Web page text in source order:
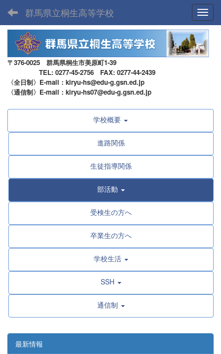
群馬県立桐生高等学校
〒376-0025 群馬県桐生市美原町1-39
TEL: 0277-45-2756 FAX: 0277-44-2439
〈全日制〉E-mail：kiryu-hs@edu-g.gsn.ed.jp
〈通信制〉E-mail：kiryu-hs07@edu-g.gsn.ed.jp
学校概要
進路関係
生徒指導関係
部活動
受検生の方へ
卒業生の方へ
学校生活
SSH
通信制
最新情報